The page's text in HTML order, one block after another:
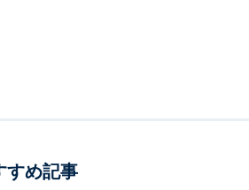
すめ記事